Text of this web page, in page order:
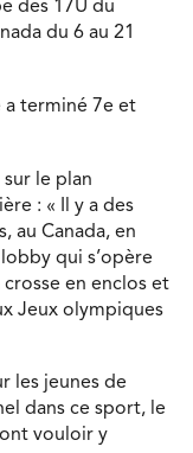
des 17U du
du 6 au 21
a terminé 7e et
sur le plan
: « Il y a des
au Canada, en
qui s’opère
en enclos et
Jeux olympiques
les jeunes de
dans ce sport, le
vouloir y